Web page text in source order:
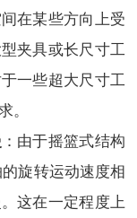
在某些方向上受
夹具或长尺寸工
一些超大尺寸工
。
：由于摇篮式结构
旋转运动速度相
这在一定程度上